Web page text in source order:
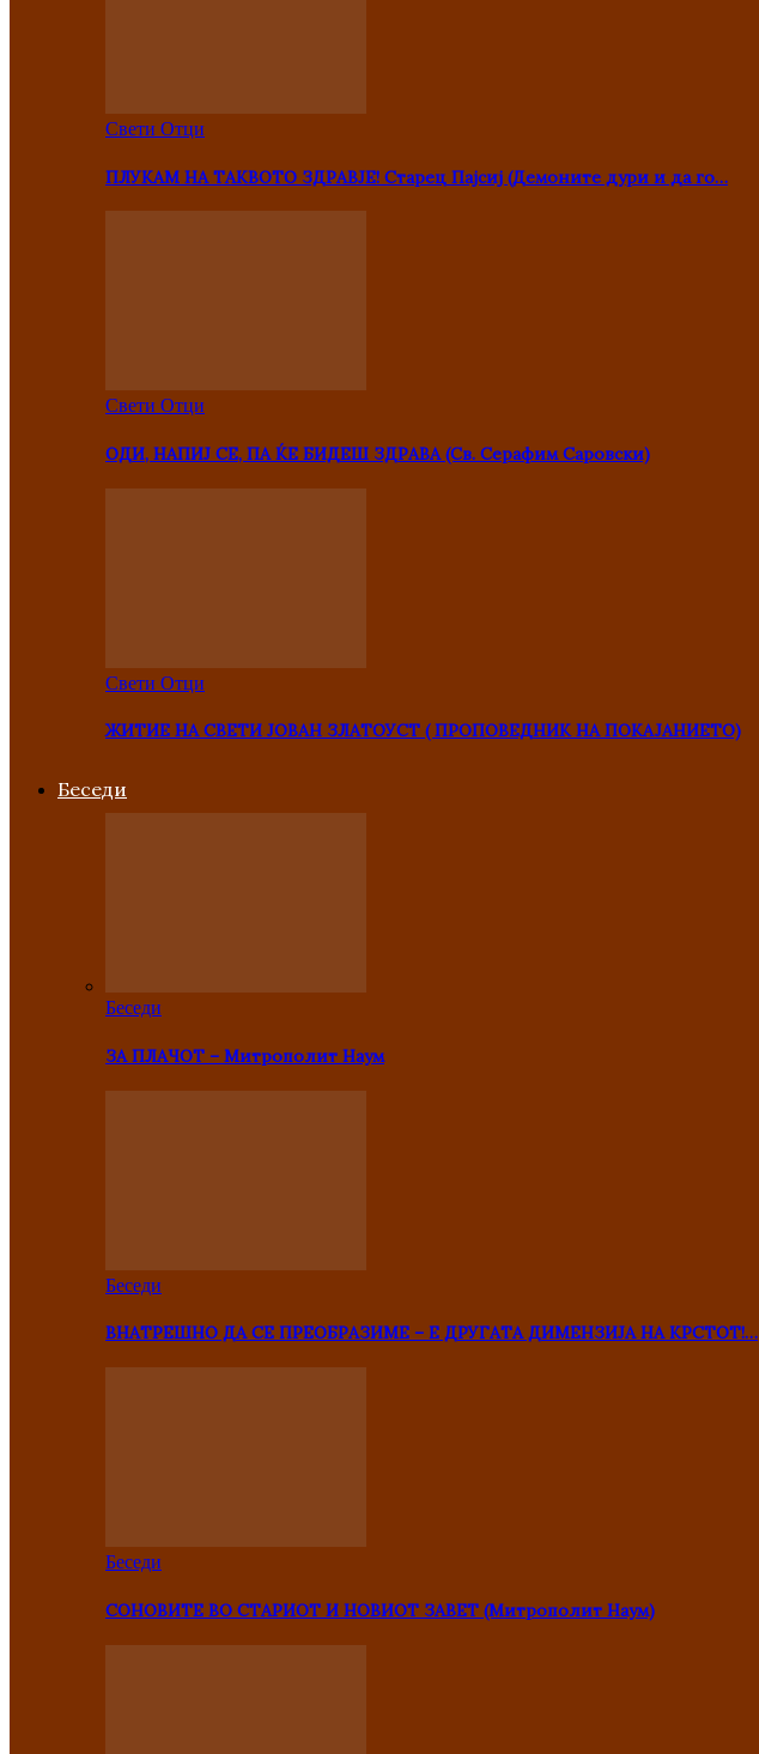
Свети Отци
ПЛУКАМ НА ТАКВОТО ЗДРАВЈЕ! Старец Пајсиј (Демоните дури и да го…
Свети Отци
ОДИ, НАПИЈ СЕ, ПА ЌЕ БИДЕШ ЗДРАВА (Св. Серафим Саровски)
Свети Отци
ЖИТИЕ НА СВЕТИ ЈОВАН ЗЛАТОУСТ ( ПРОПОВЕДНИК НА ПОКАЈАНИЕТО)
Беседи
Беседи
ЗА ПЛАЧОТ – Митрополит Наум
Беседи
ВНАТРЕШНО ДА СЕ ПРЕОБРАЗИМЕ – Е ДРУГАТА ДИМЕНЗИЈА НА КРСТОТ!…
Беседи
СОНОВИТЕ ВО СТАРИОТ И НОВИОТ ЗАВЕТ (Митрополит Наум)